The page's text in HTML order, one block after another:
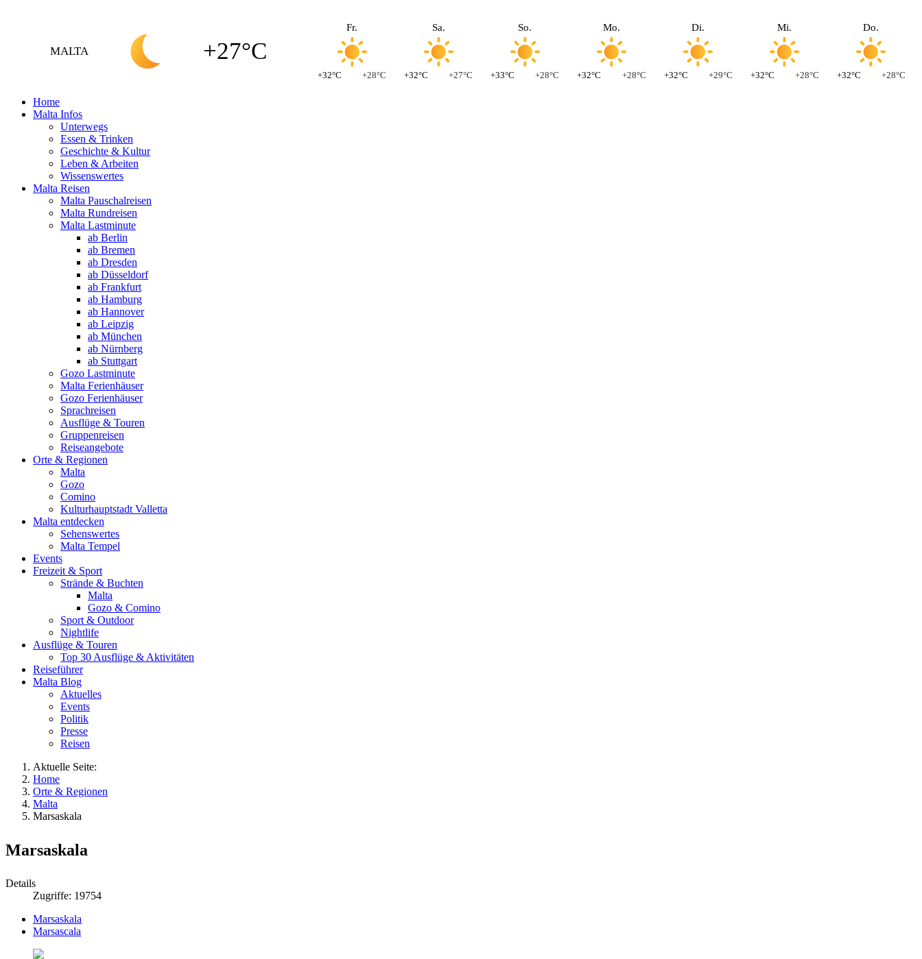
MALTA +27°C
Fr.
+32°C +28°C
Sa.
+32°C +27°C
So.
+33°C +28°C
Mo.
+32°C +28°C
Di.
+32°C +29°C
Mi.
+32°C +28°C
Do.
+32°C +28°C
Home
Malta Infos
Unterwegs
Essen & Trinken
Geschichte & Kultur
Leben & Arbeiten
Wissenswertes
Malta Reisen
Malta Pauschalreisen
Malta Rundreisen
Malta Lastminute
ab Berlin
ab Bremen
ab Dresden
ab Düsseldorf
ab Frankfurt
ab Hamburg
ab Hannover
ab Leipzig
ab München
ab Nürnberg
ab Stuttgart
Gozo Lastminute
Malta Ferienhäuser
Gozo Ferienhäuser
Sprachreisen
Ausflüge & Touren
Gruppenreisen
Reiseangebote
Orte & Regionen
Malta
Gozo
Comino
Kulturhauptstadt Valletta
Malta entdecken
Sehenswertes
Malta Tempel
Events
Freizeit & Sport
Strände & Buchten
Malta
Gozo & Comino
Sport & Outdoor
Nightlife
Ausflüge & Touren
Top 30 Ausflüge & Aktivitäten
Reiseführer
Malta Blog
Aktuelles
Events
Politik
Presse
Reisen
Aktuelle Seite:
Home
Orte & Regionen
Malta
Marsaskala
Marsaskala
Details
Zugriffe: 19754
Marsaskala
Marsascala